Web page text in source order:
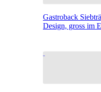
Gastroback
Design, gross im